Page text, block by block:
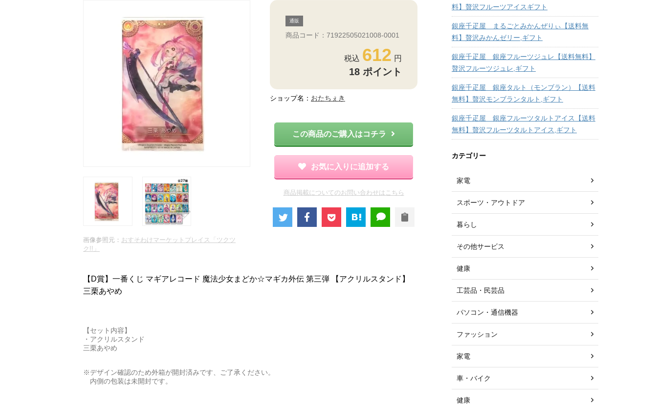
画像参照元： おすそわけマーケットプレイス「ツクツ
ク!!」
通販
商品コード：71922505021008-0001
612
18 ポイント
ショップ名： おたちぇき
この商品のご購入はコチラ
お気に入りに追加する
商品掲載についてのお問い合わせはこちら
【D賞】一番くじ マギアレコード 魔法少女まどか☆マギカ外伝 第三弾 【アクリルスタンド】
三栗あやめ
【セット内容】
・アクリルスタンド
三栗あやめ
※デザイン確認のため外箱が開封済みです、ご了承ください。
内側の包装は未開封です。
料】贅沢フルーツアイスギフト
銀座千疋屋 まるごとみかんぜりぃ【送料無
料】贅沢みかんゼリー,ギフト
銀座千疋屋 銀座フルーツジュレ【送料無料】
贅沢フルーツジュレ,ギフト
銀座千疋屋 銀座タルト（モンブラン）【送料
無料】贅沢モンブランタルト,ギフト
銀座千疋屋 銀座フルーツタルトアイス【送料
無料】贅沢フルーツタルトアイス,ギフト
カテゴリー
家電
スポーツ・アウトドア
暮らし
その他サービス
健康
工芸品・民芸品
パソコン・通信機器
ファッション
家電
車・バイク
健康